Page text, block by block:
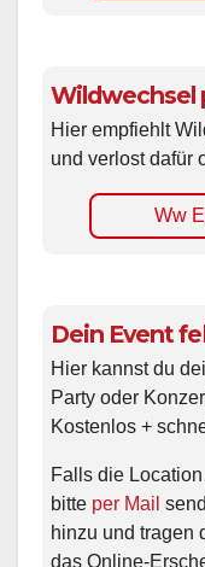
Wildwechsel
Hier empfiehlt
und verlost dafür
Ww
Dein Event
Hier kannst du
Party oder
Kostenlos +
Falls die
bitte per Mail
hinzu und tragen
das Online-